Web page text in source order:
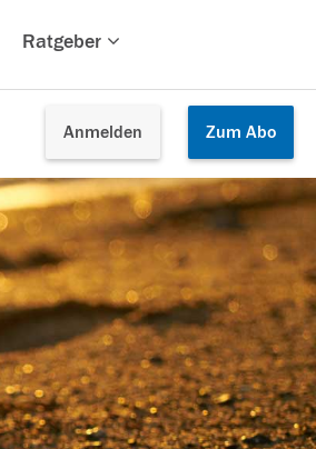
Ratgeber
Anmelden Zum Abo